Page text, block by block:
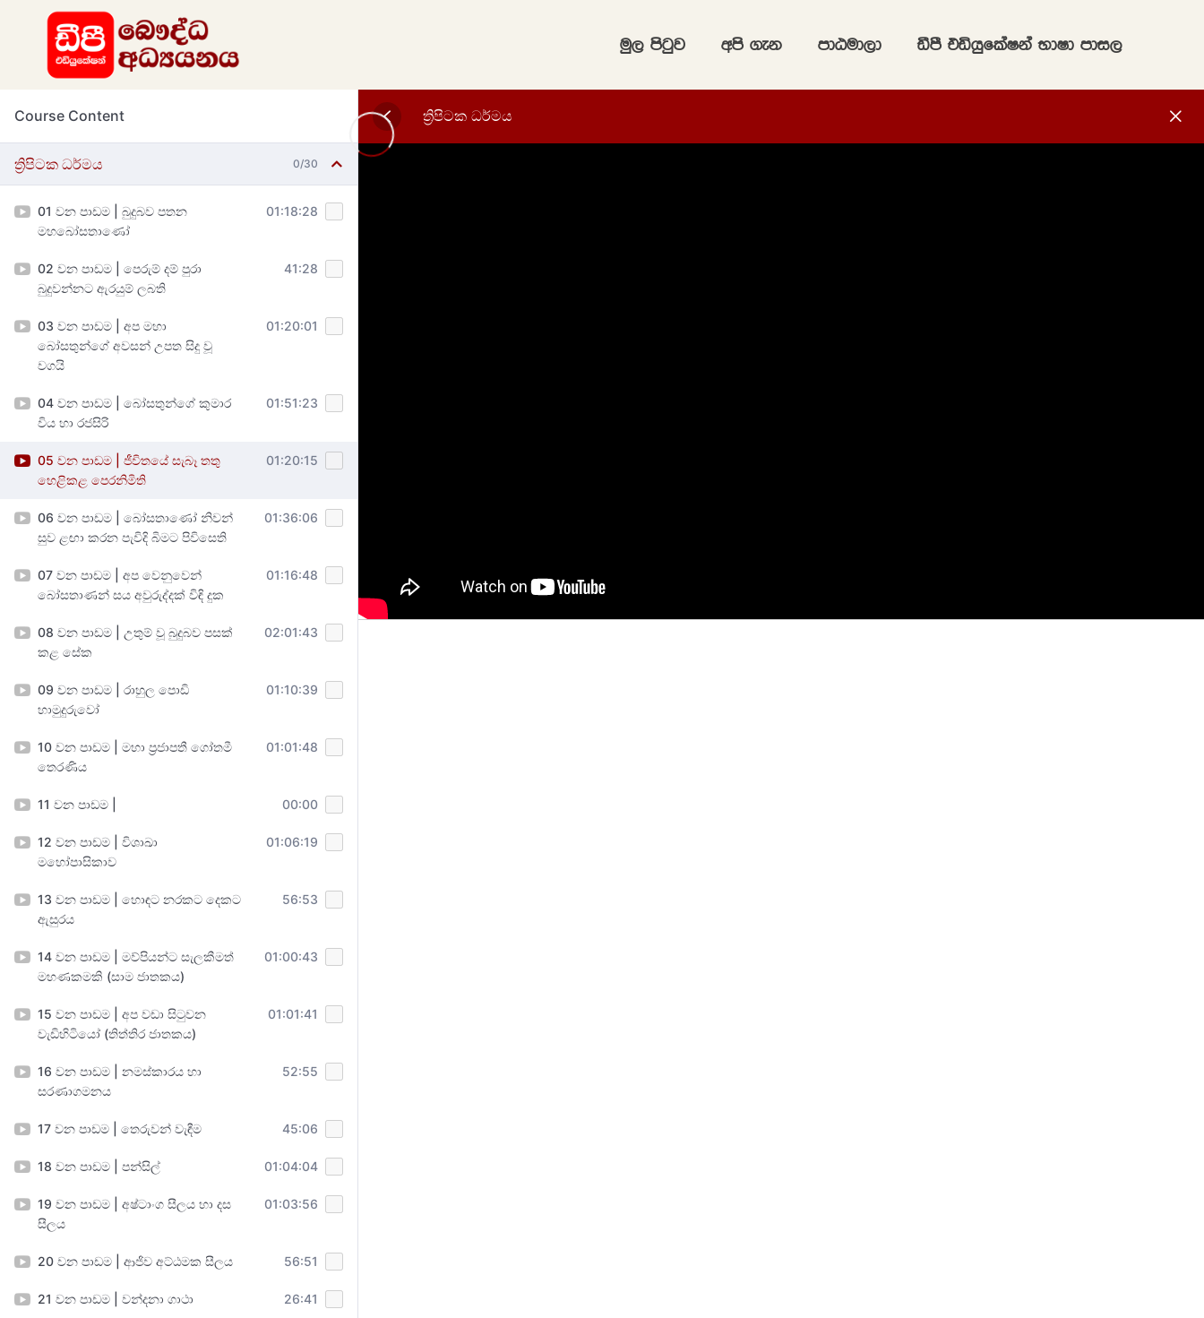
uq, msgqj wms .ek mdGud,d ãmS tähqflaIka NdId mdi,
Course Content
ත්‍රිපිටක ධර්මය 0/30
01 වන පාඩම | බුදුබව පතන
මහබෝසතාණෝ
01:18:28
02 වන පාඩම | පෙරුම් දම් පුරා
බුදුවන්නට ඇරයුම් ලබති
41:28
03 වන පාඩම | අප මහා
බෝසතුන්ගේ අවසන් උපත සිදු වූ
වගයි
01:20:01
04 වන පාඩම | බෝසතුන්ගේ කුමාර
විය හා රජසිරි
01:51:23
05 වන පාඩම | ජීවිතයේ සැබෑ තතු
හෙළිකළ පෙරනිමිති
01:20:15
06 වන පාඩම | බෝසතාණෝ නිවන්
සුව ළඟා කරන පැවිදි බිමට පිවිසෙති
01:36:06
07 වන පාඩම | අප වෙනුවෙන්
බෝසතාණන් සය අවුරුද්දක් විඳි දුක
01:16:48
08 වන පාඩම | උතුම් වූ බුදුබව පසක්
කළ සේක
02:01:43
09 වන පාඩම | රාහුල පොඩි
හාමුදුරුවෝ
01:10:39
10 වන පාඩම | මහා ප්‍රජාපතී ගෝතමී
තෙරණිය
01:01:48
11 වන පාඩම | 00:00
12 වන පාඩම | විශාඛා
මහෝපාසිකාව
01:06:19
13 වන පාඩම | හොඳට නරකට දෙකට
ඇසුරය
56:53
14 වන පාඩම | මව්පියන්ට සැලකීමත්
මහණකමකි (සාම ජාතකය)
01:00:43
15 වන පාඩම | අප වඩා සිටුවන
වැඩිහිටියෝ (තිත්තිර ජාතකය)
01:01:41
16 වන පාඩම | නමස්කාරය හා
සරණාගමනය
52:55
17 වන පාඩම | තෙරුවන් වැඳීම 45:06
18 වන පාඩම | පන්සිල් 01:04:04
19 වන පාඩම | අෂ්ටාංග සීලය හා දස
සීලය
01:03:56
20 වන පාඩම | ආජිව අට්ඨමක සීලය 56:51
21 වන පාඩම | වන්දනා ගාථා 26:41
ත්‍රිපිටක ධර්මය